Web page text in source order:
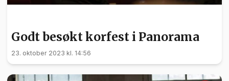
Godt besøkt korfest i Panorama
23. oktober 2023 kl. 14:56